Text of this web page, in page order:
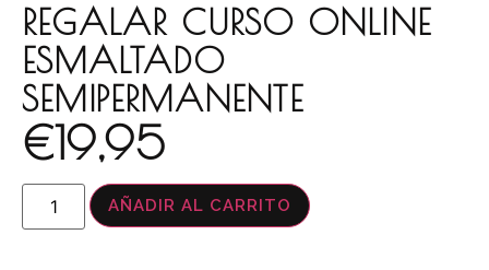
REGALAR CURSO ONLINE
ESMALTADO
SEMIPERMANENTE
€19,95
AÑADIR AL CARRITO